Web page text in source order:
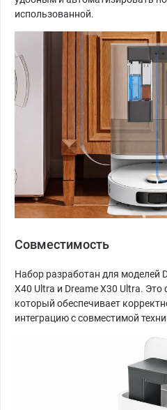
использованной.
Совместимость
Набор разработан для моделей
X40 Ultra и Dreame X30 Ultra.
который обеспечивает
интеграцию с совместимой